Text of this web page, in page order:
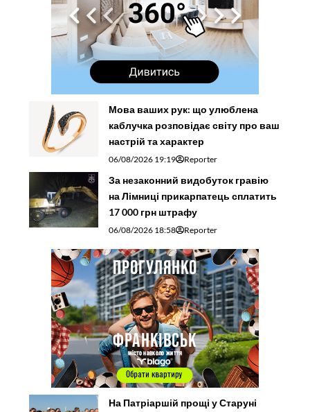
Мова ваших рук: що улюблена
каблучка розповідає світу про ваш
настрій та характер
06/08/2026 19:19 Reporter
За незаконний видобуток гравію
на Лімниці прикарпатець сплатить
17 000 грн штрафу
06/08/2026 18:58 Reporter
На Патріаршій прощі у Старуні